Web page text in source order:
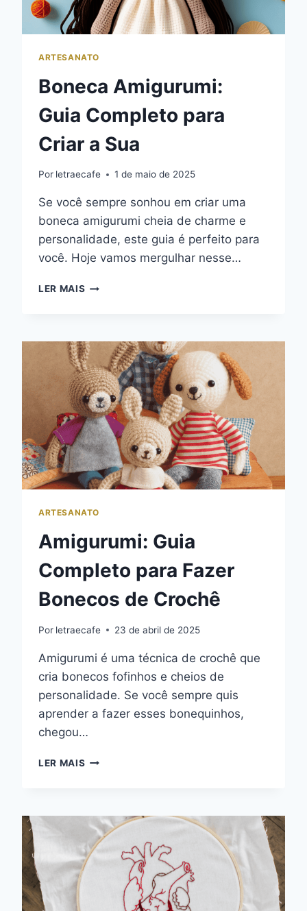
ARTESANATO
Boneca Amigurumi:
Guia Completo para
Criar a Sua
Por letraecafe 1 de maio de 2025
Se você sempre sonhou em criar uma
boneca amigurumi cheia de charme e
personalidade, este guia é perfeito para
você. Hoje vamos mergulhar nesse…
LER MAIS BONECA
PARA
CRIAR
A
SUA
ARTESANATO
Amigurumi: Guia
Completo para Fazer
Bonecos de Crochê
Por letraecafe 23 de abril de 2025
Amigurumi é uma técnica de crochê que
cria bonecos fofinhos e cheios de
personalidade. Se você sempre quis
aprender a fazer esses bonequinhos,
chegou…
LER MAIS AMIGURUMI:
FAZER
BONECOS
DE
CROCHÊ